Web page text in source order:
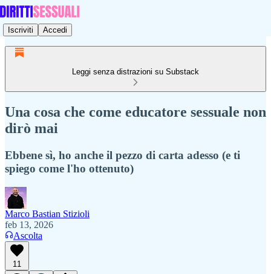
Iscriviti Accedi
Leggi senza distrazioni su Substack
Una cosa che come educatore sessuale non
dirò mai
Ebbene sì, ho anche il pezzo di carta adesso (e ti
spiego come l'ho ottenuto)
Marco Bastian Stizioli
feb 13, 2026
Ascolta
11